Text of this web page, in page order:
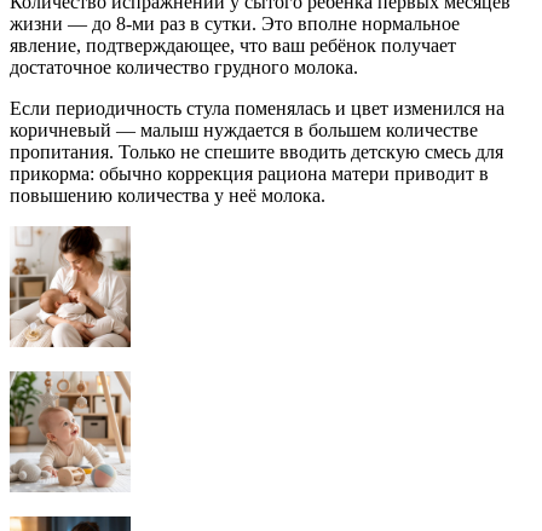
жизни — до 8-ми раз в сутки. Это вполне нормальное
явление, подтверждающее, что ваш ребёнок получает
достаточное количество грудного молока.
Если периодичность стула поменялась и цвет изменился на
коричневый — малыш нуждается в большем количестве
пропитания. Только не спешите вводить детскую смесь для
прикорма: обычно коррекция рациона матери приводит в
повышению количества у неё молока.